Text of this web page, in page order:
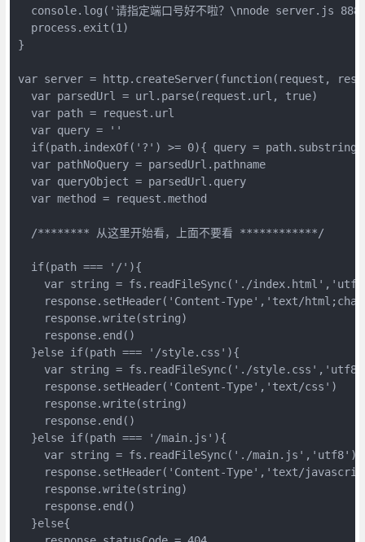
console.log('请指定端口号好不啦？\nnode server.js
  process.exit(1)
}
var server = http.createServer(function(request,
  var parsedUrl = url.parse(request.url, true)
  var path = request.url
  var query = ''
if(path.indexOf('?') >= 0){ query =
  var pathNoQuery = parsedUrl.pathname
  var queryObject = parsedUrl.query
  var method = request.method
  /******** 从这里开始看，上面不要看 ************/
  if(path === '/'){
var string = fs.readFileSync('./
response.setHeader('Content-Type','text/
    response.write(string)
    response.end()
  }else if(path === '/style.css'){
var string = fs.readFileSync('./
    response.setHeader('Content-Type','text/css')
    response.write(string)
    response.end()
  }else if(path === '/main.js'){
    var string = fs.readFileSync('./main.js','utf8')
response.setHeader('Content-Type','text/
    response.write(string)
    response.end()
  }else{